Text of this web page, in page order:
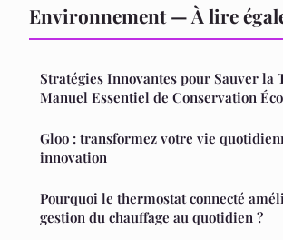
Environnement — À lire
Stratégies Innovantes pour Sauver la
Manuel Essentiel de Conservation
Gloo : transformez votre vie
innovation
Pourquoi le thermostat connecté
gestion du chauffage au quotidien ?